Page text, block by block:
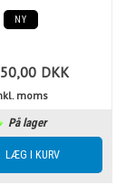
NY
DKK
moms
På lager